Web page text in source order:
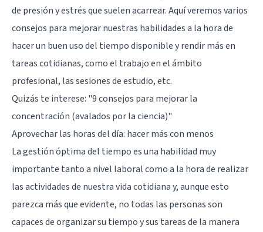
de presión y estrés que suelen acarrear. Aquí veremos varios
consejos para mejorar nuestras habilidades a la hora de
hacer un buen uso del tiempo disponible y rendir más en
tareas cotidianas, como el trabajo en el ámbito
profesional, las sesiones de estudio, etc.
Quizás te interese: "9 consejos para mejorar la
concentración (avalados por la ciencia)"
Aprovechar las horas del día: hacer más con menos
La gestión óptima del tiempo es una habilidad muy
importante tanto a nivel laboral como a la hora de realizar
las actividades de nuestra vida cotidiana y, aunque esto
parezca más que evidente, no todas las personas son
capaces de organizar su tiempo y sus tareas de la manera